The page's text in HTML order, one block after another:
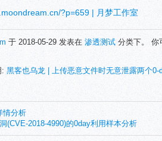
?p=659 | 月梦工作室
于 2018-05-29 发表在 渗透测试 分类下。 你
: 黑客也乌龙 | 上传恶意文件时无意泄露两个
情分析
(CVE-2018-4990)的0day利用样本分析